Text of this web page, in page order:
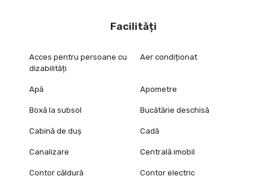
Facilități
Acces pentru persoane cu
dizabilități
Aer condiționat
Apă Apometre
Boxă la subsol Bucătărie deschisă
Cabină de duș Cadă
Canalizare Centrală imobil
Contor căldură Contor electric